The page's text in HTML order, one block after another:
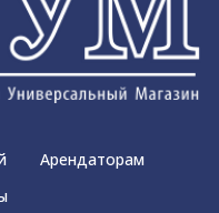
Арендаторам